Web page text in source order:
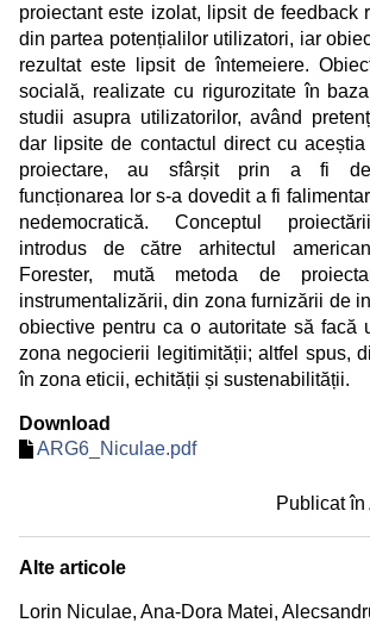
proiectant este izolat, lipsit de feedback
din partea potențialilor utilizatori, iar
rezultat este lipsit de întemeiere.
socială, realizate cu rigurozitate în
studii asupra utilizatorilor, având
dar lipsite de contactul direct cu
proiectare, au sfârșit prin a fi
funcționarea lor s-a dovedit a fi
nedemocratică. Conceptul
introdus de către arhitectul
Forester, mută metoda de
instrumentalizării, din zona furnizării de
obiective pentru ca o autoritate să facă
zona negocierii legitimității; altfel spus,
în zona eticii, echității și sustenabilității.
Download
ARG6_Niculae.pdf
Publicat în
Alte articole
Lorin Niculae, Ana-Dora Matei,